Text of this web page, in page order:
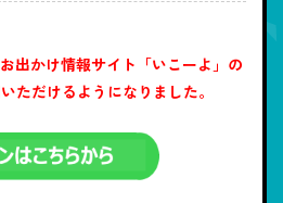
出かけ情報サイト「いこーよ」の
ただけるようになりました。